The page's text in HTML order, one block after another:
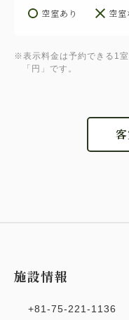
空室あり 空室
※表示料金は予約できる1
「円」です。
施設情報
+81-75-221-1136